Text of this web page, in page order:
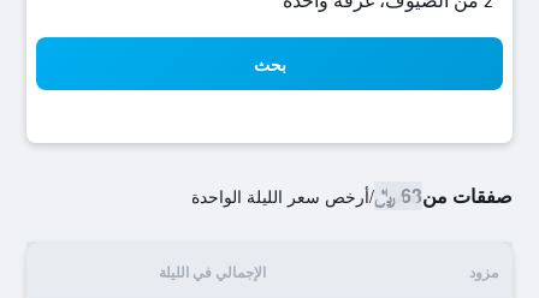
بحث
صفقات من63 ﷼ /أرخص سعر الليلة الواحدة
مزود الإجمالي في الليلة